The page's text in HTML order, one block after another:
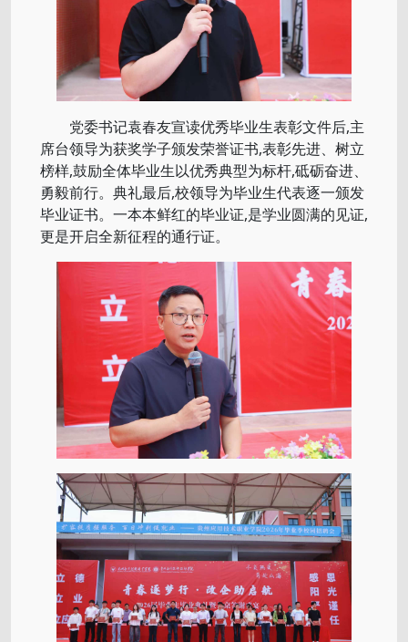
党委书记袁春友宣读优秀毕业生表彰文件后,主
席台领导为获奖学子颁发荣誉证书,表彰先进、树立
榜样,鼓励全体毕业生以优秀典型为标杆,砥砺奋进、
勇毅前行。典礼最后,校领导为毕业生代表逐一颁发
毕业证书。一本本鲜红的毕业证,是学业圆满的见证,
更是开启全新征程的通行证。